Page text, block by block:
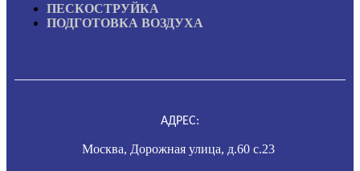
ПЕСКОСТРУЙКА
ПОДГОТОВКА ВОЗДУХА
АДРЕС:
Москва, Дорожная улица, д.60 с.23